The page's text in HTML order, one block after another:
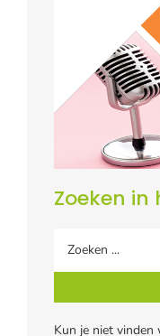
Zoeken
Kun je niet vinden